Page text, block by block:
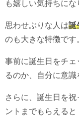
も嬉しい気持ちにな
思わせぶりな人は誕
のも大きな特徴です
事前に誕生日をチェ
るのか、自分に意識
さらに、誕生日を
ントまでもらえる